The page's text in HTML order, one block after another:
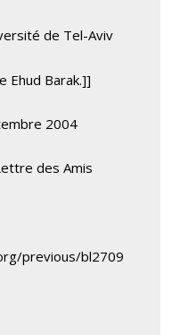
de Tel-Aviv
Ehud Barak.]]
2004
des Amis
previous/bl2709